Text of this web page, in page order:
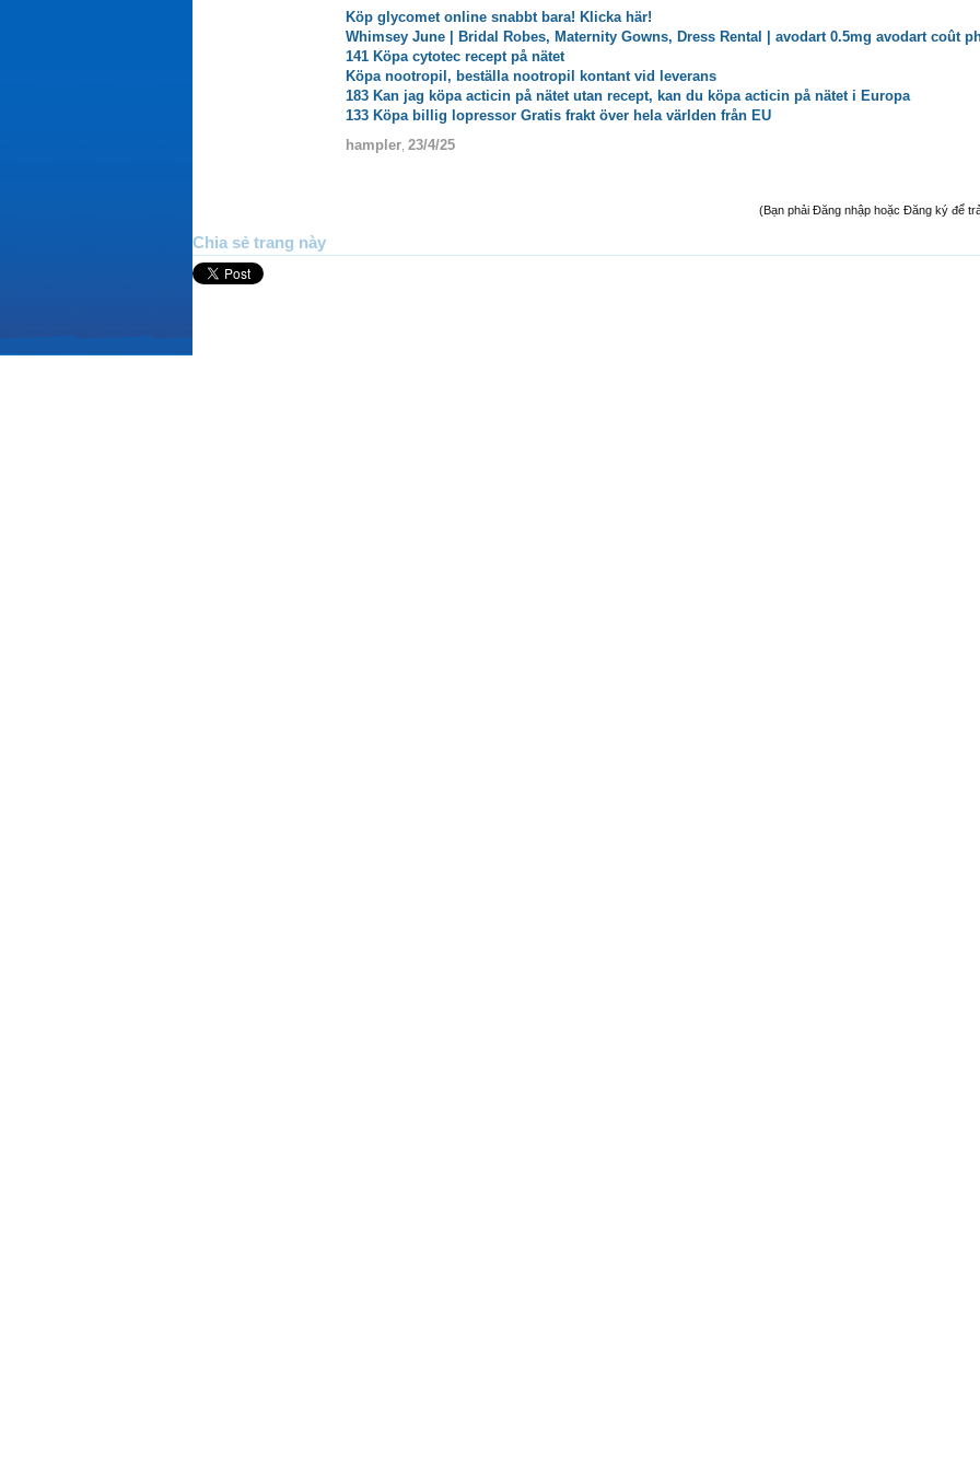
Köp glycomet online snabbt bara! Klicka här!
Whimsey June | Bridal Robes, Maternity Gowns, Dress Rental | avodart 0.5mg avodart coût
141 Köpa cytotec recept på nätet
Köpa nootropil, beställa nootropil kontant vid leverans
183 Kan jag köpa acticin på nätet utan recept, kan du köpa acticin på nätet i Europa
133 Köpa billig lopressor Gratis frakt över hela världen från EU
hampler 23/4/25
(Bạn phải Đăng nhập hoặc Đăng ký để
Chia sẻ trang này